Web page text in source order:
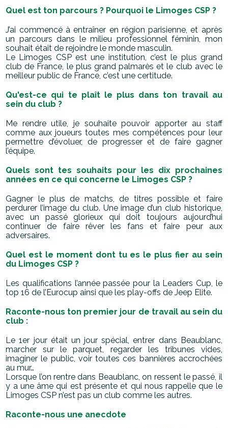
Quel est ton parcours ? Pourquoi le Limoges CSP ?
J’ai commencé à entraîner en région parisienne, et après
un parcours dans le milieu professionnel féminin, mon
souhait était de rejoindre le monde masculin.
Le Limoges CSP est une institution, c’est le plus grand
club de France, le plus grand palmarès et le club avec le
meilleur public de France, c’est une certitude.
Qu'est-ce qui te plaît le plus dans ton travail au
sein du club ?
Me rendre utile, je souhaite pouvoir apporter au staff
comme aux joueurs toutes mes compétences pour leur
permettre d’évoluer, de progresser et de faire gagner
l’équipe.
Quels sont tes souhaits pour les dix prochaines
années en ce qui concerne le Limoges CSP ?
Gagner le plus de matchs, de titres possible et faire
perdurer l’image du club. Une image d’un club historique,
avec un passé glorieux qui doit toujours aujourd’hui
continuer de faire rêver les fans et faire peur aux
adversaires.
Quel est le moment dont tu es le plus fier au sein
du Limoges CSP ?
Les qualifications l’année passée pour la Leaders Cup, le
top 16 de l’Eurocup ainsi que les play-offs de Jeep Elite.
Raconte-nous ton premier jour de travail au sein du
club :
Le 1er jour était un jour spécial, entrer dans Beaublanc,
marcher sur le parquet, regarder les tribunes vides,
imaginer le public, voir toutes ces bannières accrochées
au mur…
Lorsque l’on rentre dans Beaublanc, on ressent le passé, il
y a une âme qui est présente et qui nous rappelle que le
Limoges CSP n’est pas un club comme les autres.
Raconte-nous une anecdote